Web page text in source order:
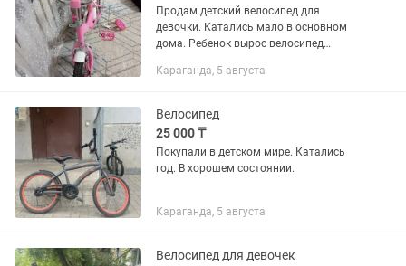
Продам детский велосипед для
девочки. Катались мало в основном
дома. Ребенок вырос велосипед
боку .
Караганда, 5 августа
Велосипед
25 000 ₸
Покупали в детском мире. Катались
год. В хорошем состоянии.
Караганда, 5 августа
Велосипед для девочек